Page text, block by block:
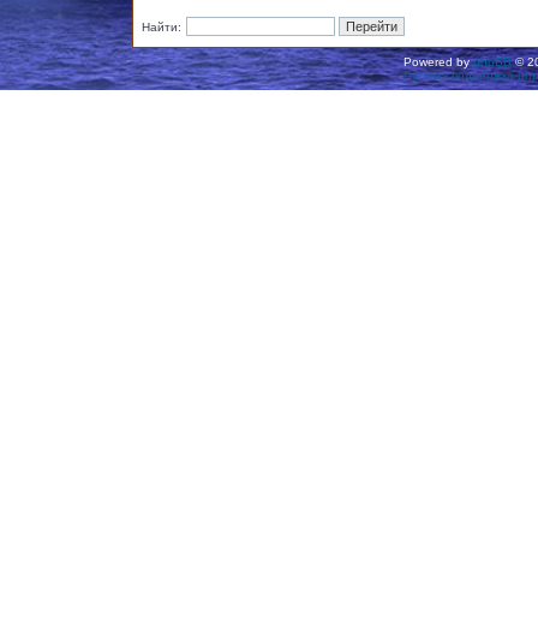
Найти:
Powered byphpBB©
Русская поддержка